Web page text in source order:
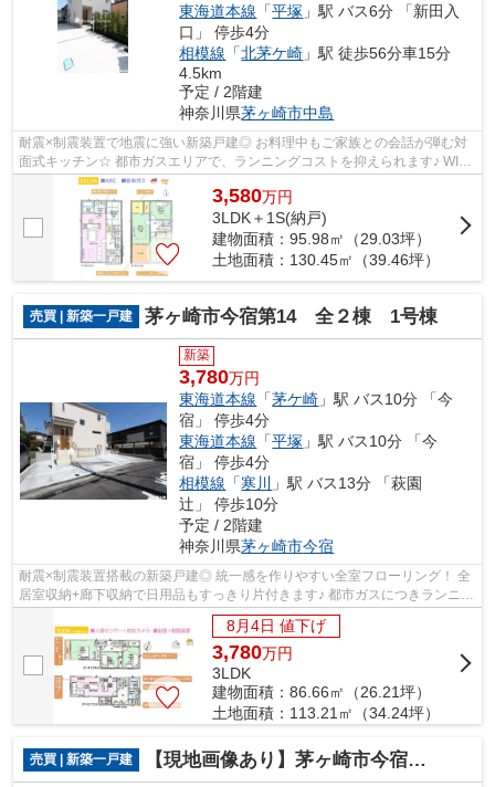
東海道本線 「平塚 」駅 バス6分 「新田入
口」 停歩4分
相模線 「北茅ケ崎 」駅 徒歩56分車15分
4.5km
予定 / 2階建
神奈川県茅ヶ崎市中島
耐震×制震装置で地震に強い新築戸建◎ お料理中もご家族との会話が弾む対
面式キッチン☆ 都市ガスエリアで、ランニングコストを抑えられます♪ WIC
には小物を含めてたっぷり収納可能！ ぜ...
3,580万円
3LDK＋1S(納戸)
建物面積：95.98㎡（29.03坪）
土地面積：130.45㎡（39.46坪）
売買 | 新築一戸建 茅ヶ崎市今宿第14 全２棟 1号棟
新築
3,780万円
東海道本線 「茅ケ崎 」駅 バス10分 「今
宿」 停歩4分
東海道本線 「平塚 」駅 バス10分 「今
宿」 停歩4分
相模線 「寒川
」駅 バス13分 「萩園
辻」 停歩10分
予定 / 2階建
神奈川県茅ヶ崎市今宿
耐震×制震装置搭載の新築戸建◎ 統一感を作りやすい全室フローリング！ 全
居室収納+廊下収納で日用品もすっきり片付きます♪ 都市ガスにつきランニン
グコスト節約にも繋がります◎ ご好評...
8月4日 値下げ
3,780万円
3LDK
建物面積：86.66㎡（26.21坪）
土地面積：113.21㎡（34.24坪）
売買 | 新築一戸建 【現地画像あり】茅ヶ崎市今宿３期 全２棟 １号棟